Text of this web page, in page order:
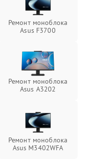
Ремонт моноблока
Asus F3700
Ремонт моноблока
Asus A3202
Ремонт моноблока
Asus M3402WFA